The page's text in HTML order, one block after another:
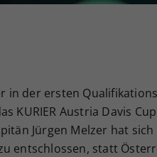
in der ersten
KURIER Austria Davis
Jürgen Melzer hat
entschlossen, statt